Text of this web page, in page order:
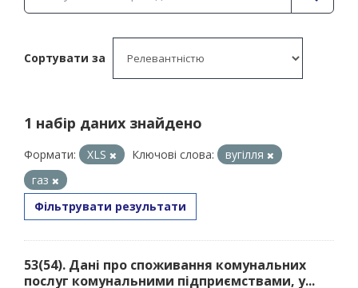
Сортувати за
1 набір даних знайдено
Формати: XLS Ключові слова:
вугілля
газ
Фільтрувати результати
53(54). Дані про споживання комунальних
послуг комунальними підприємствами, у...